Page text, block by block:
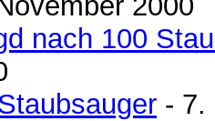
nach 100
- 7.